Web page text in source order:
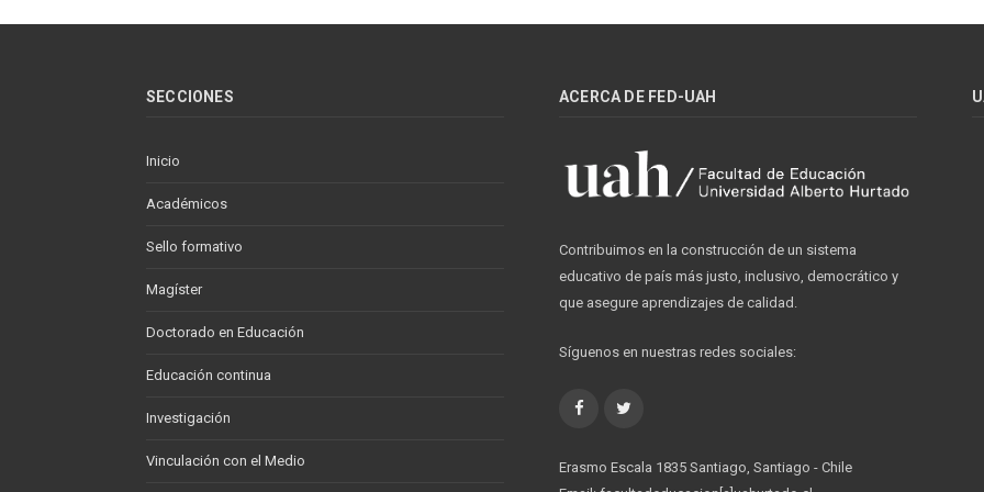
SECCIONES
Inicio
Académicos
Sello formativo
Magíster
Doctorado en Educación
Educación continua
Investigación
Vinculación con el Medio
ACERCA DE FED-UAH
Contribuimos en la construcción de un sistema
educativo de país más justo, inclusivo, democrático y
que asegure aprendizajes de calidad.
Síguenos en nuestras redes sociales:
Facebook
Erasmo Escala 1835 Santiago, Santiago - Chile